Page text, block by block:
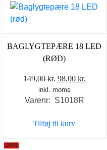
BAGLYGTEPÆRE 18 LED
(RØD)
149,00kr. Den
oprindelige
pris
149,00 kr..
98,00 kr.
inkl. moms
Varenr: S1018R
Tilføj til kurv
-20%